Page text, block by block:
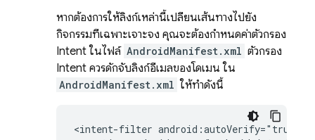
หากต้องการให้ลิงก์เหล่านี้เปลี่ยนเส้นทางไปยัง
กิจกรรมที่เฉพาะเจาะจง คุณจะต้องกำหนดค่าตัวกรอง
Intent ในไฟล์ AndroidManifest.xml ตัวกรอง
Intent ควรดักจับลิงก์อีเมลของโดเมน ใน
AndroidManifest.xml ให้ทำดังนี้
<intent-filter